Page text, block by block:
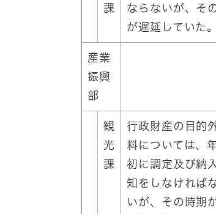
課
ならないが、そ
が遅延していた。
産業
振興
部
観
光
課
行政財産の目的
料については、
初に調定及び納
知をしなければ
いが、その時期